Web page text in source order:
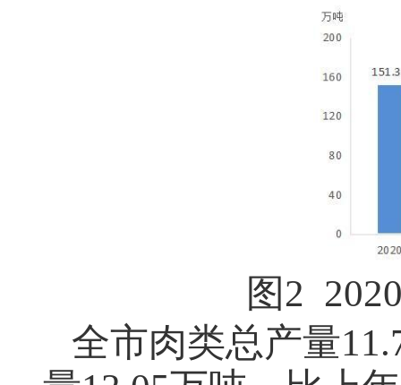
图2
全市肉类总产量